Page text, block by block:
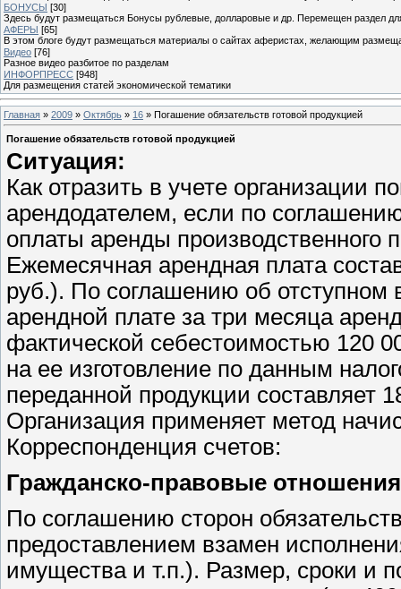
БОНУСЫ [30]
Здесь будут размещаться Бонусы рублевые, долларовые и др. Перемещен раздел
АФЕРЫ [65]
В этом блоге будут размещаться материалы о сайтах аферистах, желающим
Видео [76]
Разное видео разбитое по разделам
ИНФОРПРЕСС [948]
Для размещения статей экономической тематики
Главная » 2009 » Октябрь » 16 » Погашение обязательств готовой продукцией
Погашение обязательств готовой продукцией
Ситуация:
Как отразить в учете организации
арендодателем, если по
оплаты аренды производственного
Ежемесячная арендная плата
руб.). По соглашению об отступном
арендной плате за три месяца
фактической себестоимостью 120
на ее изготовление по данным
переданной продукции составляет
Организация применяет метод
Корреспонденция счетов:
Гражданско-правовые отношения
По соглашению сторон
предоставлением взамен
имущества и т.п.). Размер, сроки и